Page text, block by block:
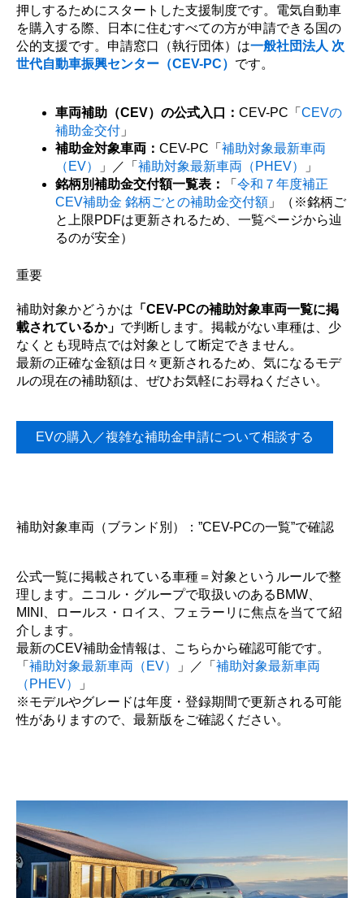
押しするためにスタートした支援制度です。電気自動車
を購入する際、日本に住むすべての方が申請できる国の
公的支援です。申請窓口（執行団体）は一般社団法人 次
世代自動車振興センター（CEV-PC） です。
車両補助（CEV）の公式入口： CEV-PC「 CEVの
補助金交付 」
補助金対象車両： CEV-PC「 補助対象最新車両
（EV）
」／「 補助対象最新車両（PHEV）
」
銘柄別補助金交付額一覧表：
「 令和７年度補正
CEV補助金 銘柄ごとの補助金交付額 」（※銘柄ご
と上限PDFは更新されるため、一覧ページから辿
るのが安全）
重要
補助対象かどうかは 「CEV-PCの補助対象車両一覧に掲
載されているか」 で判断します。掲載がない車種は、少
なくとも現時点では対象として断定できません。
最新の正確な金額は日々更新されるため、気になるモデ
ルの現在の補助額は、ぜひお気軽にお尋ねください。
EVの購入／複雑な補助金申請について相談する
補助対象車両（ブランド別）：”CEV-PCの一覧”で確認
公式一覧に掲載されている車種＝対象というルールで整
理します。ニコル・グループで取扱いのあるBMW、
MINI、ロールス・ロイス、フェラーリに焦点を当てて紹
介します。
最新のCEV補助金情報は、こちらから確認可能です。
「 補助対象最新車両（EV） 」／「 補助対象最新車両
（PHEV）
」
※モデルやグレードは年度・登録期間で更新される可能
性がありますので、最新版をご確認ください。